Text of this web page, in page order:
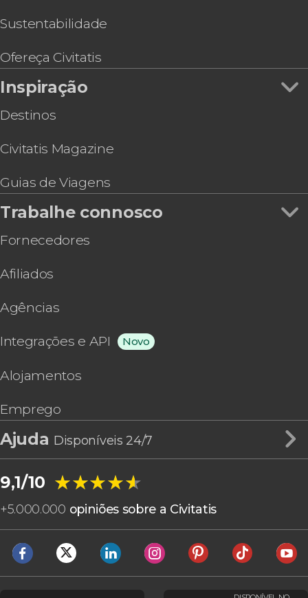
Sustentabilidade
Ofereça Civitatis
Inspiração
Destinos
Civitatis Magazine
Guias de Viagens
Trabalhe connosco
Fornecedores
Afiliados
Agências
Integrações e API Novo
Alojamentos
Emprego
Ajuda Disponíveis 24/7
9,1/10 ★★★★★
★★★★★
+5.000.000 opiniões sobre a Civitatis